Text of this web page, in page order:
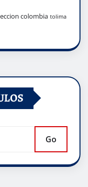
colombia tolima
Go